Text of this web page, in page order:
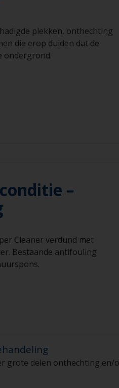
plekken, onthechting
die erop duiden dat de
ondergrond.
–
Cleaner verdund met
Bestaande antifouling
grote delen onthechting